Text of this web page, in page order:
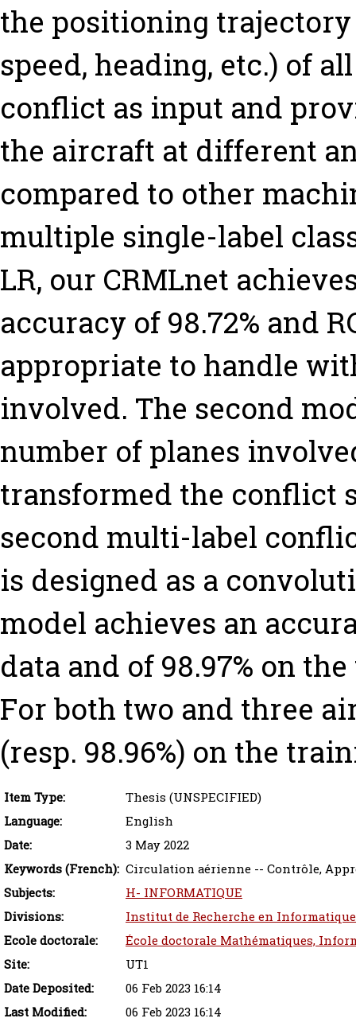
the positioning
speed, heading, etc.) of
conflict as input and
the aircraft at different
compared to other
multiple single-label
LR, our CRMLnet
accuracy of 98.72% and
appropriate to handle
involved. The second
number of planes
transformed the conflict
second multi-label
is designed as a
model achieves an
data and of 98.97% on
For both two and three
(resp. 98.96%) on the
Item Type:
Thesis (UNSPECIFIED)
Language:
English
Date:
3 May 2022
Keywords (French): Circulation aérienne -- Contrôle,
Subjects:
H- INFORMATIQUE
Divisions:
Institut de Recherche en
Ecole doctorale:
École doctorale Mathématiques,
Site:
UT1
Date Deposited:
06 Feb 2023 16:14
Last Modified:
06 Feb 2023 16:14